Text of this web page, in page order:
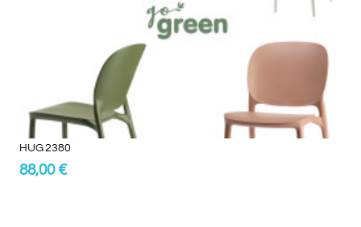
HUG 2380
88,00 €